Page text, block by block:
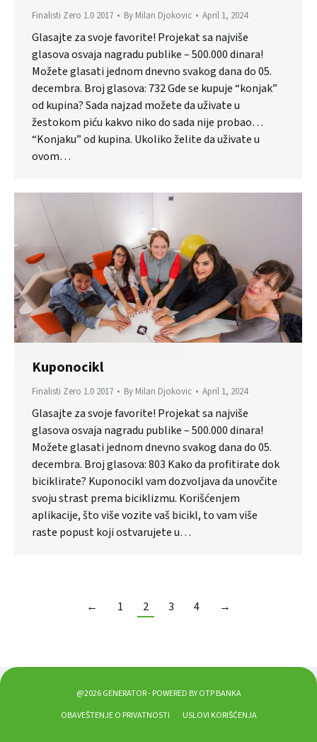
Finalisti Zero 1.0 2017 By Milan Djokovic April 1, 2024
Glasajte za svoje favorite! Projekat sa najviše
glasova osvaja nagradu publike – 500.000 dinara!
Možete glasati jednom dnevno svakog dana do 05.
decembra. Broj glasova: 732 Gde se kupuje “konjak”
od kupina? Sada najzad možete da uživate u
žestokom piću kakvo niko do sada nije probao…
“Konjaku” od kupina. Ukoliko želite da uživate u
ovom…
Kuponocikl
Finalisti Zero 1.0 2017 By Milan Djokovic April 1, 2024
Glasajte za svoje favorite! Projekat sa najviše
glasova osvaja nagradu publike – 500.000 dinara!
Možete glasati jednom dnevno svakog dana do 05.
decembra. Broj glasova: 803 Kako da profitirate dok
biciklirate? Kuponocikl vam dozvoljava da unovčite
svoju strast prema biciklizmu. Korišćenjem
aplikacije, što više vozite vaš bicikl, to vam više
raste popust koji ostvarujete u…
← 1 2 3 4 →
@2026 GENERATOR - POWERED BY OTP BANKA
OBAVEŠTENJE O PRIVATNOSTI
USLOVI KORIŠĆENJA